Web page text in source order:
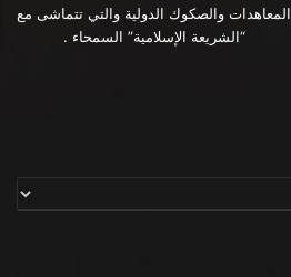
المعاهدات والصكوك الدولية والتي تتماشى مع
“الشريعة الإسلامية” السمحاء .